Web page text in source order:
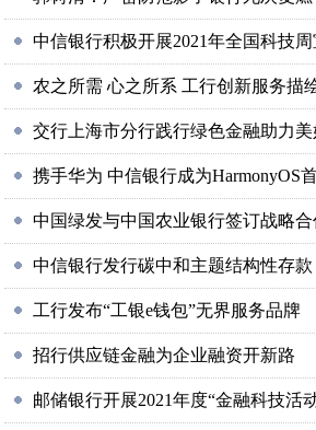
中信银行积极开展2021年全国科技
农之所需 心之所系 工行创新服务描
交行上海市分行践行绿色金融助力美
携手华为 中信银行成为HarmonyOS
中国绿发与中国农业银行签订战略合
中信银行发行碳中和主题结构性存款
工行发布“工银e钱包”无界服务品牌
招行供应链金融为企业融资开新路
邮储银行开展2021年度“金融科技活